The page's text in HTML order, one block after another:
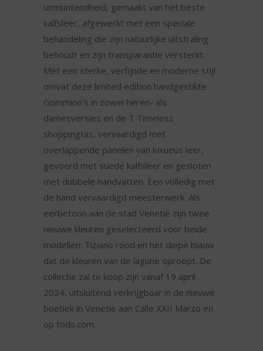
uitmuntendheid, gemaakt van het beste
kalfsleer, afgewerkt met een speciale
behandeling die zijn natuurlijke uitstraling
behoudt en zijn transparantie versterkt.
Met een sterke, verfijnde en moderne stijl
omvat deze limited edition handgestikte
Gommino’s in zowel heren- als
damesversies en de T Timeless
shoppingtas, vervaardigd met
overlappende panelen van luxueus leer,
gevoerd met suede kalfsleer en gesloten
met dubbele handvatten. Een volledig met
de hand vervaardigd meesterwerk. Als
eerbetoon aan de stad Venetië zijn twee
nieuwe kleuren geselecteerd voor beide
modellen: Tiziano rood en het diepe blauw
dat de kleuren van de lagune oproept. De
collectie zal te koop zijn vanaf 19 april
2024, uitsluitend verkrijgbaar in de nieuwe
boetiek in Venetië aan Calle XXII Marzo en
op tods.com.